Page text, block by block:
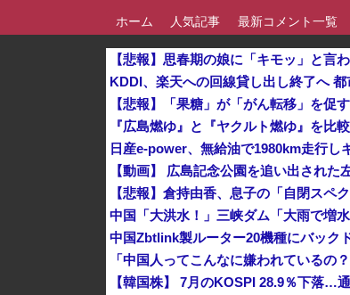
ホーム 人気記事 最新コメント一覧
【悲報】思春期の娘に「キモッ」と言
KDDI、楽天への回線貸し出し終了へ 都
【悲報】「果糖」が「がん転移」を促
【動画】 広島記念公園を追い出され
中国Zbtlink製ルーター20機種にバック
「中国人ってこんなに嫌われているの
【韓国株】 7月のKOSPI 28.9％下落…